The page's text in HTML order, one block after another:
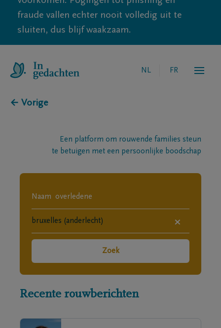
fraude vallen echter nooit volledig uit te
sluiten, dus blijf waakzaam.
NL FR
← Vorige
Een platform om rouwende families steun
te betuigen met een persoonlijke boodschap
×
Zoek
Recente rouwberichten